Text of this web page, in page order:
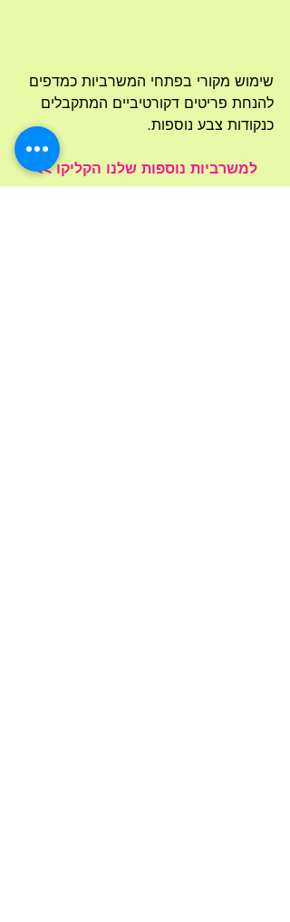
שימוש מקורי בפתחי המשרביות כמדפים
להנחת פריטים דקורטיביים המתקבלים
כנקודות צבע נוספות.
למשרביות נוספות שלנו הקליקו >>